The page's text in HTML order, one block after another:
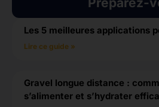
Les 5 meilleures applications
Lire ce guide »
Gravel longue distance :
s’alimenter et s’hydrater